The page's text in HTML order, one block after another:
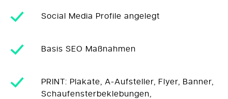
Social Media Profile angelegt
Basis SEO Maßnahmen
PRINT: Plakate, A-Aufsteller, Flyer, Banner,
Schaufensterbeklebungen,